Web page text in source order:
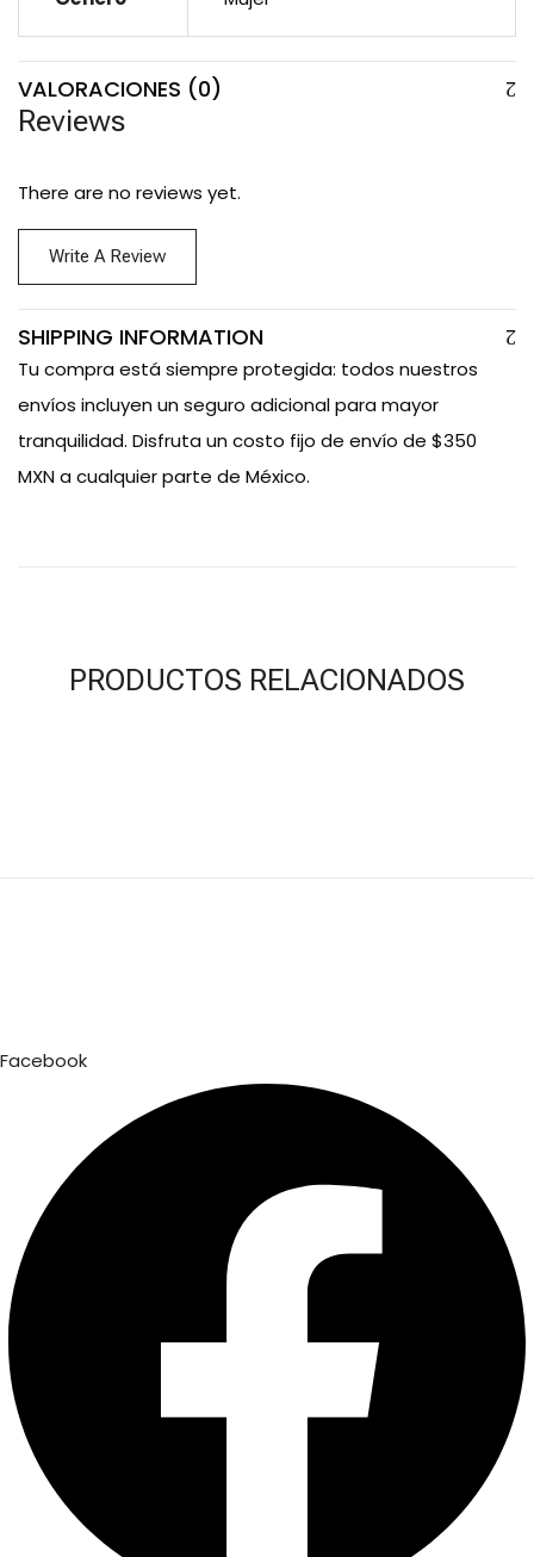
VALORACIONES (0)
Reviews
There are no reviews yet.
Write A Review
SHIPPING INFORMATION
Tu compra está siempre protegida: todos nuestros
envíos incluyen un seguro adicional para mayor
tranquilidad. Disfruta un costo fijo de envío de $350
MXN a cualquier parte de México.
PRODUCTOS RELACIONADOS
Facebook